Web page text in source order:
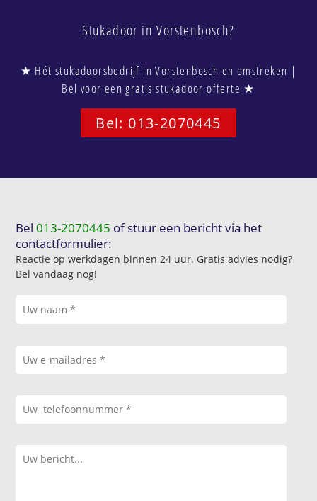
Stukadoor in Vorstenbosch?
★ Hét stukadoorsbedrijf in Vorstenbosch en omstreken |
Bel voor een gratis stukadoor offerte ★
Bel: 013-2070445
Bel013-2070445 of stuur een bericht via het
contactformulier:
Reactie op werkdagen binnen 24 uur. Gratis advies nodig?
Bel vandaag nog!